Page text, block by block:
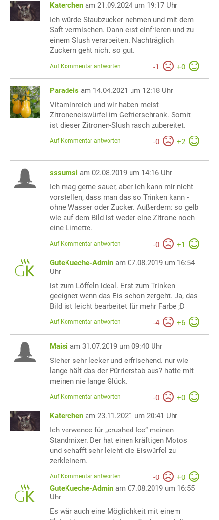
Katerchen am 21.09.2024 um 19:17 Uhr
Ich würde Staubzucker nehmen und mit dem
Saft vermischen. Dann erst einfrieren und zu
einem Slush verarbeiten. Nachträglich
Zuckern geht nicht so gut.
-1 +0
Auf Kommentar antworten
Paradeis am 14.04.2021 um 12:18 Uhr
Vitaminreich und wir haben meist
Zitroneneiswürfel im Gefrierschrank. Somit
ist dieser Zitronen-Slush rasch zubereitet.
-0 +2
Auf Kommentar antworten
sssumsi am 02.08.2019 um 14:16 Uhr
Ich mag gerne sauer, aber ich kann mir nicht
vorstellen, dass man das so Trinken kann -
ohne Wasser oder Zucker. Außerdem: so gelb
wie auf dem Bild ist weder eine Zitrone noch
eine Limette.
-0 +1
Auf Kommentar antworten
GuteKueche-Admin am 07.08.2019 um 16:54
Uhr
ist zum Löffeln ideal. Erst zum Trinken
geeignet wenn das Eis schon zergeht. Ja, das
Bild ist leicht bearbeitet für mehr Farbe ;D
-4 +6
Auf Kommentar antworten
Maisi am 31.07.2019 um 09:40 Uhr
Sicher sehr lecker und erfrischend. nur wie
lange hält das der Pürrierstab aus? hatte mit
meinen nie lange Glück.
-0 +0
Auf Kommentar antworten
Katerchen am 23.11.2021 um 20:41 Uhr
Ich verwende für „crushed Ice“ meinen
Standmixer. Der hat einen kräftigen Motos
und schafft sehr leicht die Eiswürfel zu
zerkleinern.
-0 +0
Auf Kommentar antworten
GuteKueche-Admin am 07.08.2019 um 16:55
Uhr
Es wär auch eine Möglichkeit mit einem